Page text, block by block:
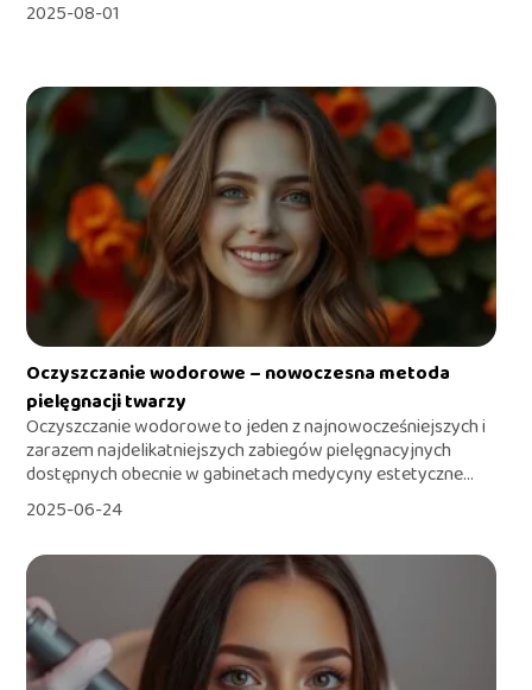
2025-08-01
Oczyszczanie wodorowe – nowoczesna metoda
pielęgnacji twarzy
Oczyszczanie wodorowe to jeden z najnowocześniejszych i
zarazem najdelikatniejszych zabiegów pielęgnacyjnych
dostępnych obecnie w gabinetach medycyny estetyczne...
2025-06-24